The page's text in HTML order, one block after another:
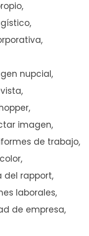
nupcial
imagen
de trabajo
del rapport
laborales
de empresa